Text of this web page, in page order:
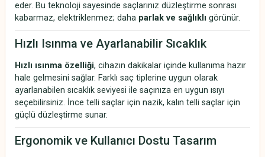
eder. Bu teknoloji sayesinde saçlarınız düzleştirme sonrası
kabarmaz, elektriklenmez; daha parlak ve sağlıklı görünür.
Hızlı Isınma ve Ayarlanabilir Sıcaklık
Hızlı ısınma özelliği, cihazın dakikalar içinde kullanıma hazır
hale gelmesini sağlar. Farklı saç tiplerine uygun olarak
ayarlanabilen sıcaklık seviyesi ile saçınıza en uygun ısıyı
seçebilirsiniz. İnce telli saçlar için nazik, kalın telli saçlar için
güçlü düzleştirme sunar.
Ergonomik ve Kullanıcı Dostu Tasarım